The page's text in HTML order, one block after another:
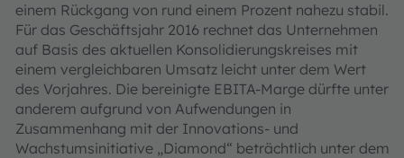
einem Rückgang von rund einem Prozent nahezu stabil.
Für das Geschäftsjahr 2016 rechnet das Unternehmen
auf Basis des aktuellen Konsolidierungskreises mit
einem vergleichbaren Umsatz leicht unter dem Wert
des Vorjahres. Die bereinigte EBITA-Marge dürfte unter
anderem aufgrund von Aufwendungen in
Zusammenhang mit der Innovations- und
Wachstumsinitiative „Diamond“ beträchtlich unter dem